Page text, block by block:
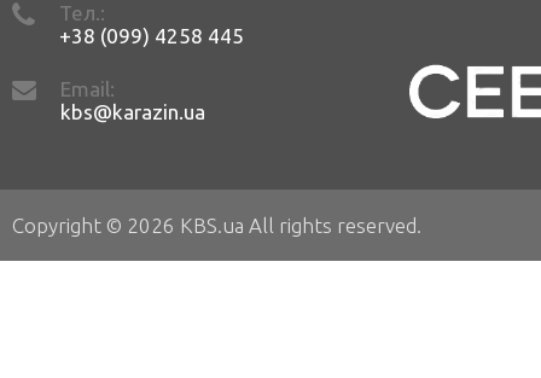
Тел.:
+38 (099) 4258 445
Email:
kbs@karazin.ua
Copyright © 2026 KBS.ua All rights reserved.